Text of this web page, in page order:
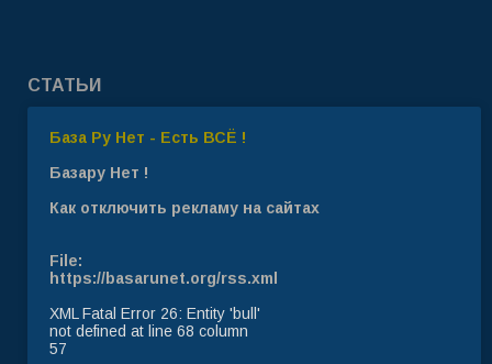
СТАТЬИ
База Ру Нет - Есть ВСЁ !
Базару Нет !
Как отключить рекламу на сайтах
File:
https://basarunet.org/rss.xml
XML Fatal Error 26: Entity 'bull'
not defined at line 68 column
57